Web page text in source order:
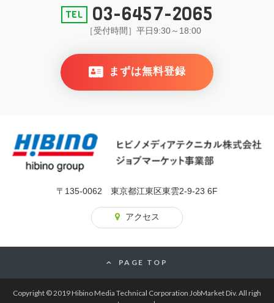
03-6457-2065
［受付時間］平日9:30～18:00
まずは無料登録
〒135-0062 東京都江東区東雲2-9-23 6F
アクセス
PAGE TOP
Copyright © 2019 Hibino Media Technical Corporation JobMarket Div. All righ